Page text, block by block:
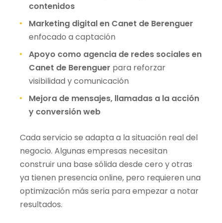
contenidos
Marketing digital en Canet de Berenguer
enfocado a captación
Apoyo como agencia de redes sociales en
Canet de Berenguer para reforzar
visibilidad y comunicación
Mejora de mensajes, llamadas a la acción
y conversión web
Cada servicio se adapta a la situación real del
negocio. Algunas empresas necesitan
construir una base sólida desde cero y otras
ya tienen presencia online, pero requieren una
optimización más seria para empezar a notar
resultados.